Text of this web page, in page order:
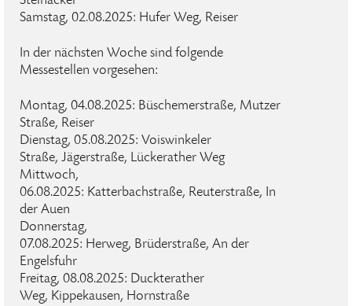
Samstag, 02.08.2025: Hufer Weg, Reiser
In der nächsten Woche sind folgende
Messestellen vorgesehen:
Montag, 04.08.2025: Büschemerstraße, Mutzer
Straße, Reiser
Dienstag, 05.08.2025: Voiswinkeler
Straße, Jägerstraße, Lückerather Weg
Mittwoch,
06.08.2025: Katterbachstraße, Reuterstraße, In
der Auen
Donnerstag,
07.08.2025: Herweg, Brüderstraße, An der
Engelsfuhr
Freitag, 08.08.2025: Duckterather
Weg, Kippekausen, Hornstraße